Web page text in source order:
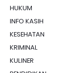
HUKUM
INFO KASIH
KESEHATAN
KRIMINAL
KULINER